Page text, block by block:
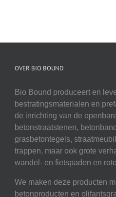
OVER BIO BOUND
Bio Bound produceert en
bestratingsmaterialen en
de inrichting van de
betonstraatstenen,
grasbetontegels,
trappen, maar ook grote
wandel- en fietspaden en
We maken deze producten
betonproducten en